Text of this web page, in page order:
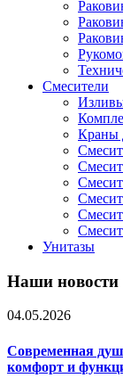
Смесители
Краны
Унитазы
Наши новости
04.05.2026
Современная
комфорт и